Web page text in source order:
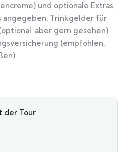
und optionale Extras,
angegeben. Trinkgelder für
aber gern gesehen).
(empfohlen,
der Tour